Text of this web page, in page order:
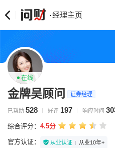
·经理主页
在线
金牌吴顾问 证券经理
已帮助 528 好评 197 响应时间
综合评分： 4.5分
官方认证： 从业认证 从业10年+